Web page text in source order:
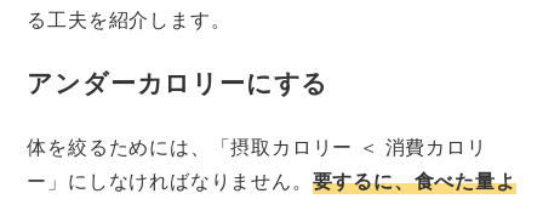
る工夫を紹介します。
アンダーカロリーにする
体を絞るためには、「摂取カロリー ＜ 消費カロリ
ー」にしなければなりません。 要するに、食べた量よ